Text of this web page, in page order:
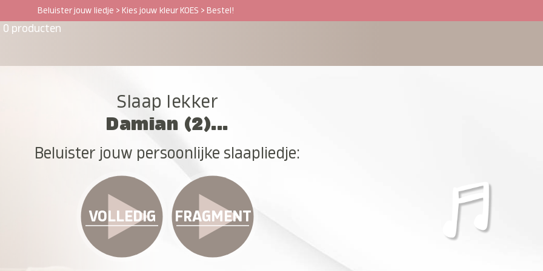
Beluister jouw liedje > Kies jouw kleur KOES > Bestel!
0 producten
Slaap lekker
Damian (2)...
Beluister jouw persoonlijke slaapliedje:
VOLLEDIG FRAGMENT